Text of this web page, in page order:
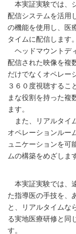
本実証実験では、
配信システムを活用
の機能を使用し、医
タイムに配信します。
ヘッドマウントデ
配信された映像を複
だけでなくオペレー
３６０度視聴するこ
まな役割を持った複
ます。
また、リアルタイ
オペレーションルー
ュニケーションを可
ムの構築をめざしま
本実証実験では、
た指導医の手技を、
と、リアルタイムな
る実地医療研修と同
す。